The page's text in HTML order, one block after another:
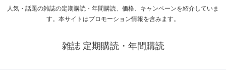
人気・話題の雑誌の定期購読・年間購読、価格、キャンペーンを紹介していま
す。本サイトはプロモーション情報を含みます。
雑誌 定期購読・年間購読